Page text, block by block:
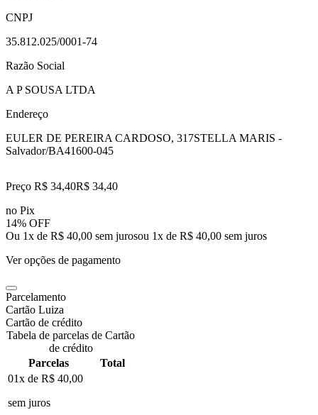
CNPJ
35.812.025/0001-74
Razão Social
A P SOUSA LTDA
Endereço
EULER DE PEREIRA CARDOSO, 317STELLA MARIS -
Salvador/BA41600-045
Preço R$ 34,40R$ 34,40
no Pix
14% OFF
Ou 1x de R$ 40,00 sem jurosou 1x de R$ 40,00 sem juros
Ver opções de pagamento
Parcelamento
Cartão Luiza
Cartão de crédito
Tabela de parcelas de Cartão
de crédito
Parcelas
Total
01x de R$ 40,00
sem juros